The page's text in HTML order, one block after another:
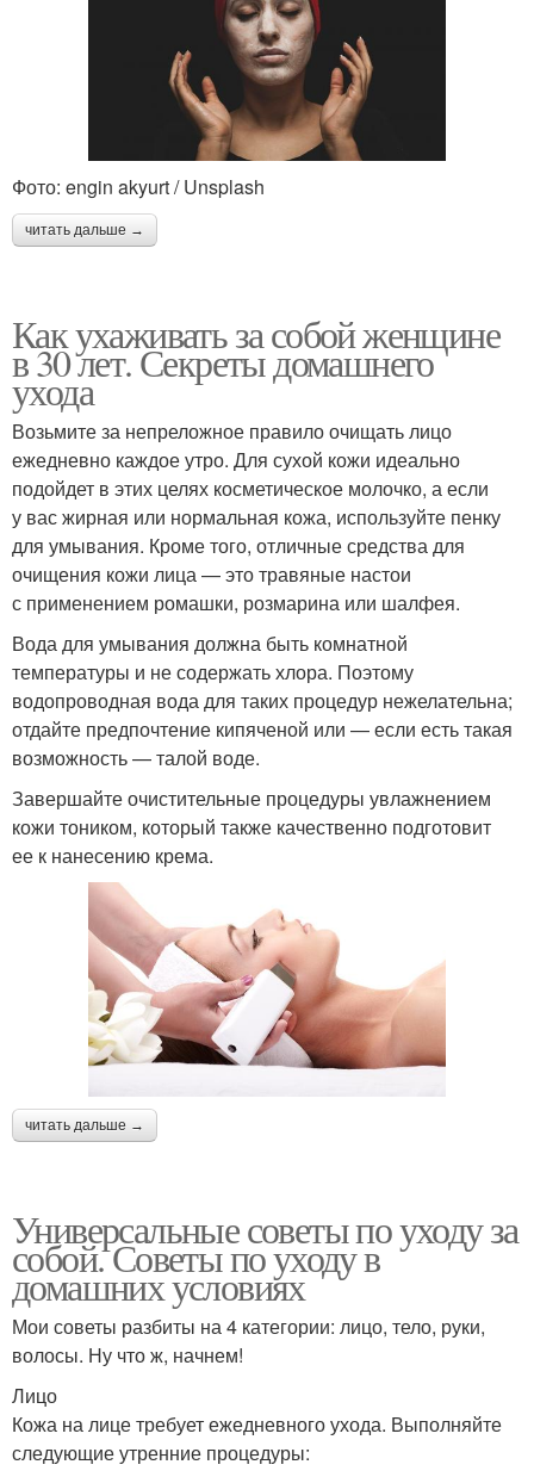
Фото: engin akyurt / Unsplash
читать дальше →
Как ухаживать за собой женщине
в 30 лет. Секреты домашнего
ухода
Возьмите за непреложное правило очищать лицо
ежедневно каждое утро. Для сухой кожи идеально
подойдет в этих целях косметическое молочко, а если
у вас жирная или нормальная кожа, используйте пенку
для умывания. Кроме того, отличные средства для
очищения кожи лица — это травяные настои
с применением ромашки, розмарина или шалфея.
Вода для умывания должна быть комнатной
температуры и не содержать хлора. Поэтому
водопроводная вода для таких процедур нежелательна;
отдайте предпочтение кипяченой или — если есть такая
возможность — талой воде.
Завершайте очистительные процедуры увлажнением
кожи тоником, который также качественно подготовит
ее к нанесению крема.
читать дальше →
Универсальные советы по уходу за
собой. Советы по уходу в
домашних условиях
Мои советы разбиты на 4 категории: лицо, тело, руки,
волосы. Ну что ж, начнем!
Лицо
Кожа на лице требует ежедневного ухода. Выполняйте
следующие утренние процедуры: